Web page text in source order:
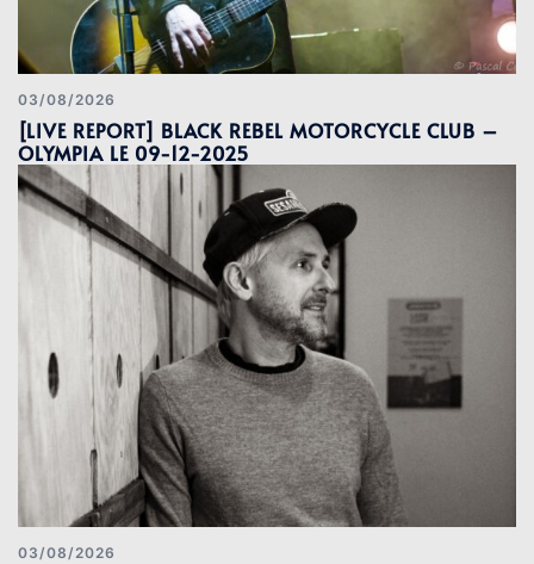
03/08/2026
[LIVE REPORT] BLACK REBEL MOTORCYCLE CLUB –
OLYMPIA LE 09-12-2025
03/08/2026